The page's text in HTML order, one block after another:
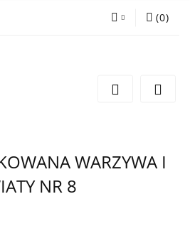
Wyślij e-mail
(0)
WARZYWA I
NR 8